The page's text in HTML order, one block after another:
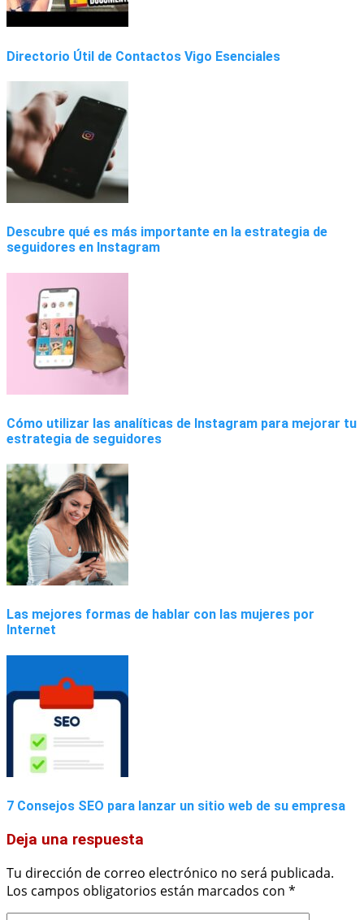
Directorio Útil de Contactos Vigo Esenciales
Descubre qué es más importante en la estrategia de
seguidores en Instagram
Cómo utilizar las analíticas de Instagram para mejorar tu
estrategia de seguidores
Las mejores formas de hablar con las mujeres por
Internet
7 Consejos SEO para lanzar un sitio web de su empresa
Deja una respuesta
Tu dirección de correo electrónico no será publicada.
Los campos obligatorios están marcados con *